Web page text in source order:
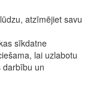
atzīmējiet savu
sīkdatne
lai uzlabotu
darbību un